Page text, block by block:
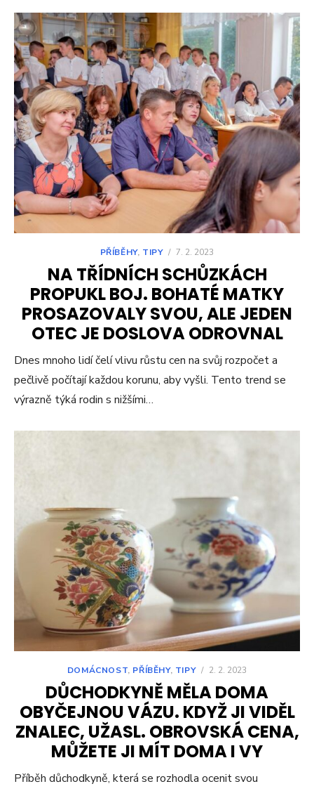
PŘÍBĚHY, TIPY / 7. 2. 2023
NA TŘÍDNÍCH SCHŮZKÁCH
PROPUKL BOJ. BOHATÉ MATKY
PROSAZOVALY SVOU, ALE JEDEN
OTEC JE DOSLOVA ODROVNAL
Dnes mnoho lidí čelí vlivu růstu cen na svůj rozpočet a
pečlivě počítají každou korunu, aby vyšli. Tento trend se
výrazně týká rodin s nižšími…
DOMÁCNOST, PŘÍBĚHY, TIPY / 2. 2. 2023
DŮCHODKYNĚ MĚLA DOMA
OBYČEJNOU VÁZU. KDYŽ JI VIDĚL
ZNALEC, UŽASL. OBROVSKÁ CENA,
MŮŽETE JI MÍT DOMA I VY
Příběh důchodkyně, která se rozhodla ocenit svou